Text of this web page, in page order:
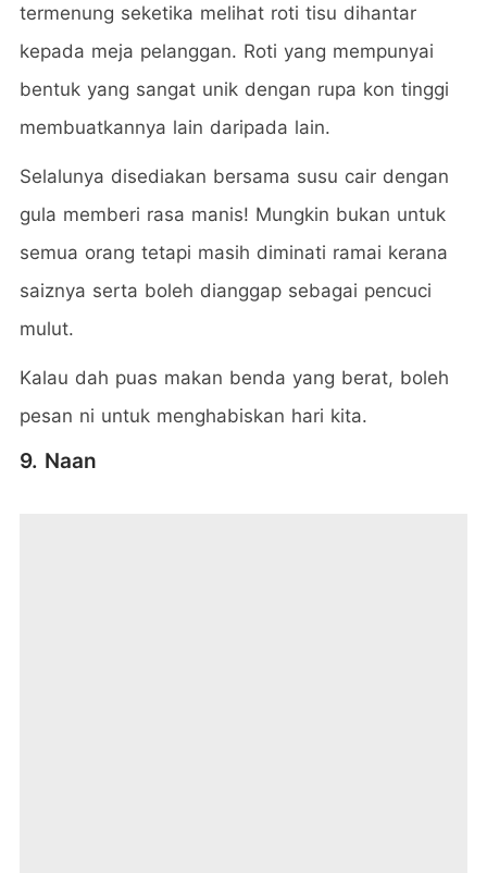
termenung seketika melihat roti tisu dihantar
kepada meja pelanggan. Roti yang mempunyai
bentuk yang sangat unik dengan rupa kon tinggi
membuatkannya lain daripada lain.
Selalunya disediakan bersama susu cair dengan
gula memberi rasa manis! Mungkin bukan untuk
semua orang tetapi masih diminati ramai kerana
saiznya serta boleh dianggap sebagai pencuci
mulut.
Kalau dah puas makan benda yang berat, boleh
pesan ni untuk menghabiskan hari kita.
9. Naan